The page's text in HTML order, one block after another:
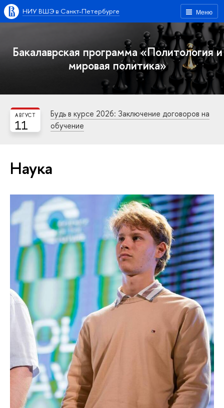
Меню
НИУ ВШЭ в Санкт-Петербурге
Бакалаврская программа «Политология и
мировая политика»
11
АВГУСТ
Будь в курсе 2026: Заключение договоров на
обучение
Наука